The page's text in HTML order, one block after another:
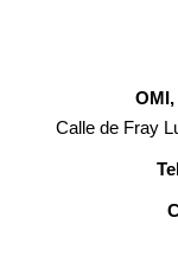
Calle de Fray